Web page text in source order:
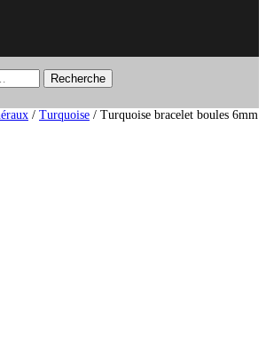
/ Turquoise / Turquoise bracelet boules 6mm